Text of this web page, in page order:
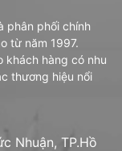
phân phối chính
từ năm 1997.
khách hàng có nhu
thương hiệu nổi
Nhuận, TP.Hồ